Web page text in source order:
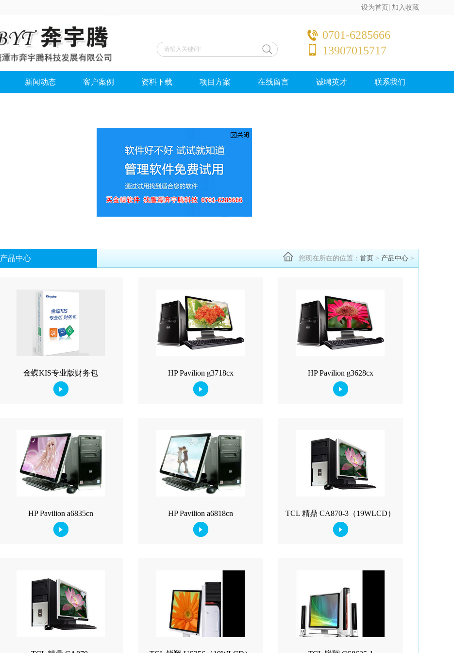
设为首页 | 加入收藏
0701-6285666
13907015717
新闻动态 客户案例 资料下载 项目方案 在线留言 诚聘英才 联系我们
产品中心 您现在所在的位置： 首页 > 产品中心 >
金蝶KIS专业版财务包 HP Pavilion g3718cx HP Pavilion g3628cx
HP Pavilion a6835cn HP Pavilion a6818cn TCL 精鼎 CA870-3（19WLCD）